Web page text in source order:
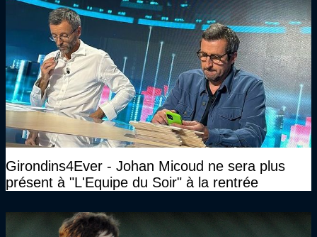
Girondins4Ever - Johan Micoud ne sera plus
présent à "L'Equipe du Soir" à la rentrée